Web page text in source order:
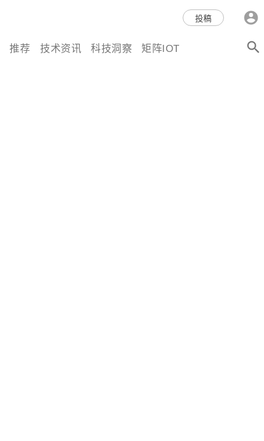
科技互联网,科技,资讯,动态,洞
察,量子,计算,AI,人工智能,机器
投稿
推荐 技术资讯 科技洞察 矩阵IOT